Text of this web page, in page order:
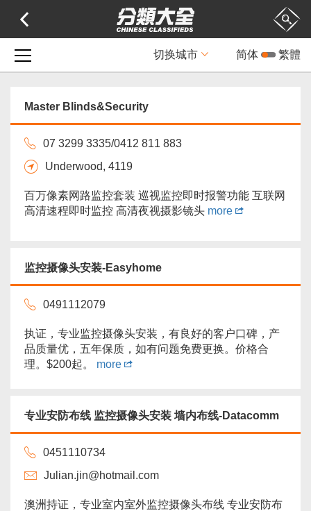
简体 繁體
切换城市
Master Blinds&Security
07 3299 3335/0412 811 883
Underwood, 4119
百万像素网路监控套装 巡视监控即时报警功能 互联网
高清速程即时监控 高清夜视摄影镜头 more
监控摄像头安装-Easyhome
0491112079
执证，专业监控摄像头安装，有良好的客户口碑，产
品质量优，五年保质，如有问题免费更换。价格合
理。$200起。
more
专业安防布线 监控摄像头安装 墙内布线-Datacomm
0451110734
Julian.jin@hotmail.com
澳洲持证，专业室内室外监控摄像头布线 专业安防布